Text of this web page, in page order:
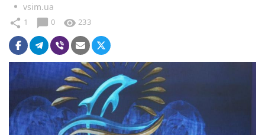
vsim.ua
share 1 chat_bubble 0 visibility 233